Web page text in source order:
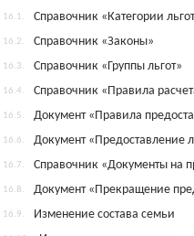
16.1. Справочник «Категории
16.2. Справочник «Законы»
16.3. Справочник «Группы льгот»
16.4. Справочник «Правила
16.5. Документ «Правила
16.6. Документ «Предоставление
16.7. Справочник «Документы на
16.8. Документ «Прекращение
16.9. Изменение состава семьи